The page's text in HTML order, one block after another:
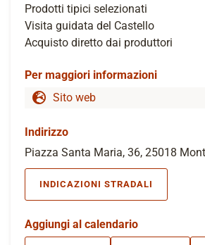
Prodotti tipici selezionati
Visita guidata del Castello
Acquisto diretto dai produttori
Per maggiori informazioni
Sito web
Indirizzo
Piazza Santa Maria, 36, 25018
INDICAZIONI STRADALI
Aggiungi al calendario